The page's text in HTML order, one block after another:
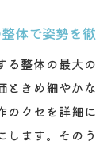
体で姿勢を
る整体の最大
ときめ細やか
のクセを詳細
します。その